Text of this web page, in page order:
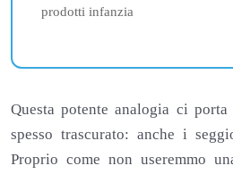
prodotti infanzia
Questa potente analogia ci
spesso trascurato: anche i
Proprio come non useremmo